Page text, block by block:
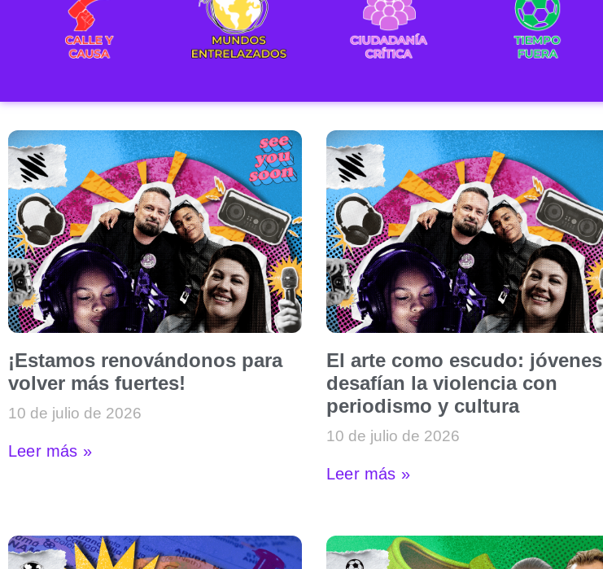
¡Estamos renovándonos para
volver más fuertes!
10 de julio de 2026
Leer más »
El arte como escudo: jóvenes
desafían la violencia con
periodismo y cultura
10 de julio de 2026
Leer más »